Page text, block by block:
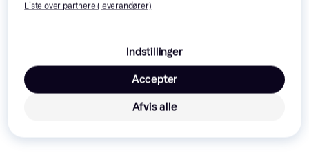
Eller 3 betalinger af 6 kr.
7 butikker
-949 kr.
Liste over partnere (leverandører)
Indstillinger
Afvis alle
Accepter